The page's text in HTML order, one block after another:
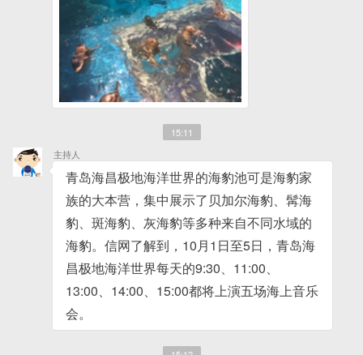
15:11
主持人
青岛海昌极地海洋世界的海豹池可是海豹家
族的大本营，集中展示了贝加尔海豹、髯海
豹、斑海豹、灰海豹等多种来自不同水域的
海豹。信网了解到，10月1日至5日，青岛海
昌极地海洋世界每天的9:30、11:00、
13:00、14:00、15:00都将上演五场海上音乐
会。